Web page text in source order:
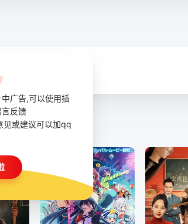
广告,可以使用插
反馈
见或建议可以加qq